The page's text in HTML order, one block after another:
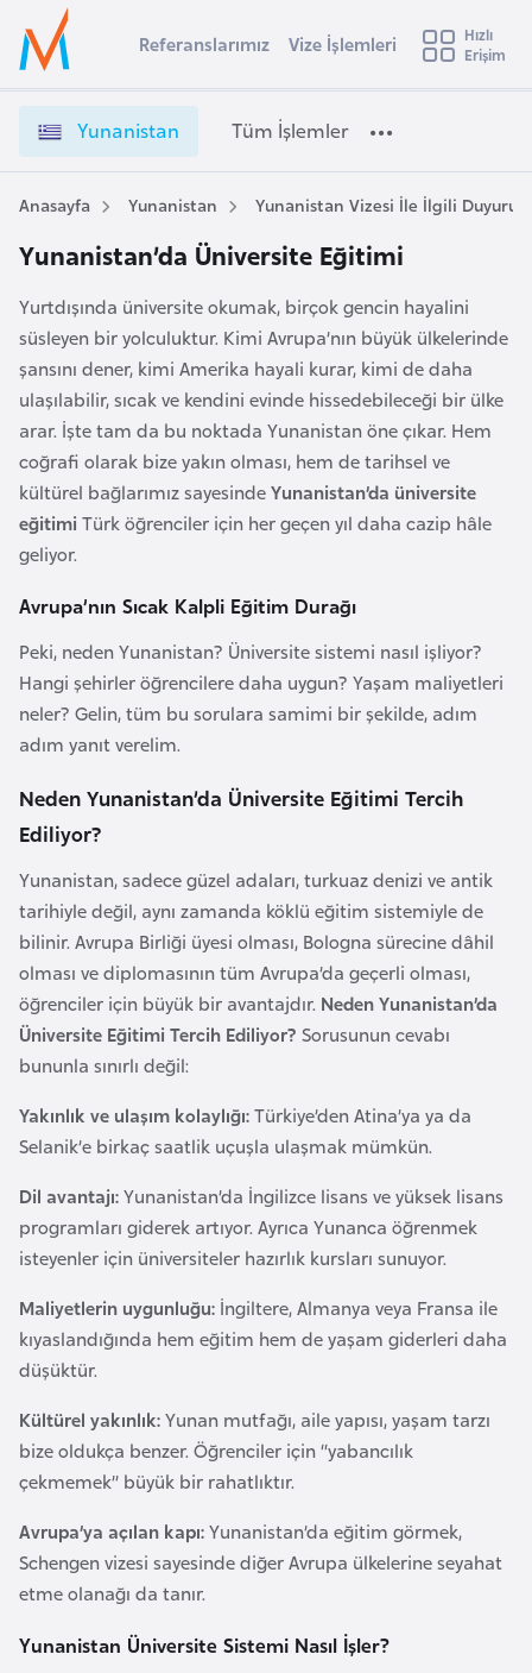
Ülke Seçimi
Başvuru yapmak istediğiniz ülkeyi seçin
Üye
Girişi
e
t
Referanslarımız Vize İşlemleri
Hızlı
Erişim
Yunanistan Tüm İşlemler
Anasayfa Yunanistan Yunanistan Vizesi İle İlgili
Yunanistan’da Üniversite Eğitimi
Yurtdışında üniversite okumak, birçok gencin hayalini
süsleyen bir yolculuktur. Kimi Avrupa’nın büyük ülkelerinde
şansını dener, kimi Amerika hayali kurar, kimi de daha
ulaşılabilir, sıcak ve kendini evinde hissedebileceği bir ülke
arar. İşte tam da bu noktada Yunanistan öne çıkar. Hem
coğrafi olarak bize yakın olması, hem de tarihsel ve
kültürel bağlarımız sayesindeYunanistan’da üniversite
eğitimi Türk öğrenciler için her geçen yıl daha cazip hâle
geliyor.
Avrupa’nın Sıcak Kalpli Eğitim Durağı
Peki, neden Yunanistan? Üniversite sistemi nasıl işliyor?
Hangi şehirler öğrencilere daha uygun? Yaşam maliyetleri
neler? Gelin, tüm bu sorulara samimi bir şekilde, adım
adım yanıt verelim.
Neden Yunanistan’da Üniversite Eğitimi Tercih
Ediliyor?
Yunanistan, sadece güzel adaları, turkuaz denizi ve antik
tarihiyle değil, aynı zamanda köklü eğitim sistemiyle de
bilinir. Avrupa Birliği üyesi olması, Bologna sürecine dâhil
olması ve diplomasının tüm Avrupa’da geçerli olması,
öğrenciler için büyük bir avantajdır. Neden Yunanistan’da
Üniversite Eğitimi Tercih Ediliyor? Sorusunun cevabı
bununla sınırlı değil:
Yakınlık ve ulaşım kolaylığı:Türkiye’den Atina’ya ya da
Selanik’e birkaç saatlik uçuşla ulaşmak mümkün.
Dil avantajı:Yunanistan’da İngilizce lisans ve yüksek lisans
programları giderek artıyor. Ayrıca Yunanca öğrenmek
isteyenler için üniversiteler hazırlık kursları sunuyor.
Maliyetlerin uygunluğu: İngiltere, Almanya veya Fransa ile
kıyaslandığında hem eğitim hem de yaşam giderleri daha
düşüktür.
Kültürel yakınlık:Yunan mutfağı, aile yapısı, yaşam tarzı
bize oldukça benzer. Öğrenciler için “yabancılık
çekmemek” büyük bir rahatlıktır.
Avrupa’ya açılan kapı:Yunanistan’da eğitim görmek,
Schengen vizesi sayesinde diğer Avrupa ülkelerine seyahat
etme olanağı da tanır.
Yunanistan Üniversite Sistemi Nasıl İşler?
s
t
r
a
A
v
u
r
y
a
A
z
e
r
b
y
c
n
h
y
n
n
g
l
a
e
ş
B
e
l
r